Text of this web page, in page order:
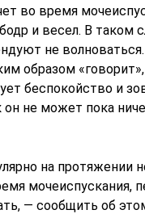
во время
и весел. В таком
не
образом
беспокойство и
не может пока
на протяжении
мочеиспускания,
— сообщить об